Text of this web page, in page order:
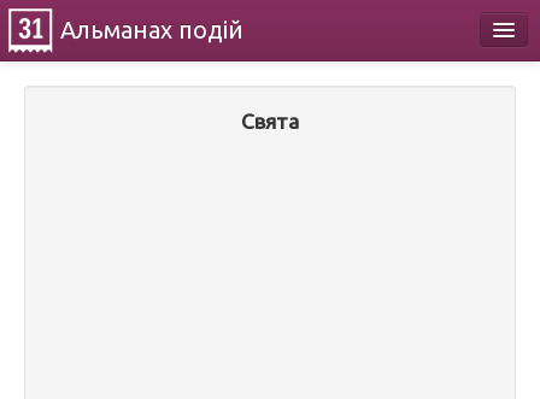
Альманах подій
Свята